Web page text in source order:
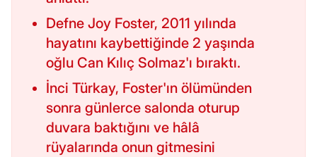
Defne Joy Foster, 2011 yılında
hayatını kaybettiğinde 2 yaşında
oğlu Can Kılıç Solmaz'ı bıraktı.
İnci Türkay, Foster'ın ölümünden
sonra günlerce salonda oturup
duvara baktığını ve hâlâ
rüyalarında onun gitmesini